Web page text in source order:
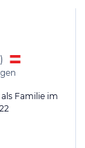
)
als Familie im